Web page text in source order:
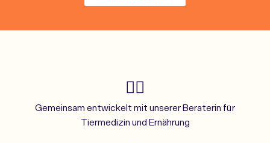
👩‍⚕️
Gemeinsam entwickelt mit unserer Beraterin für
Tiermedizin und Ernährung